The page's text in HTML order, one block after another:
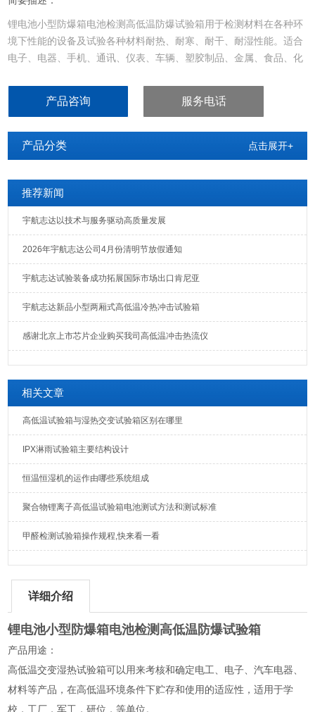
锂电池小型防爆箱电池检测高低温防爆试验箱用于检测材料在各种环
境下性能的设备及试验各种材料耐热、耐寒、耐干、耐湿性能。适合
电子、电器、手机、通讯、仪表、车辆、塑胶制品、金属、食品、化
产品咨询 服务电话
产品分类 点击展开+
推荐新闻
宇航志达以技术与服务驱动高质量发展
2026年宇航志达公司4月份清明节放假通知
宇航志达试验装备成功拓展国际市场出口肯尼亚
宇航志达新品小型两厢式高低温冷热冲击试验箱
感谢北京上市芯片企业购买我司高低温冲击热流仪
相关文章
高低温试验箱与湿热交变试验箱区别在哪里
IPX淋雨试验箱主要结构设计
恒温恒湿机的运作由哪些系统组成
聚合物锂离子高低温试验箱电池测试方法和测试标准
甲醛检测试验箱操作规程,快来看一看
详细介绍
锂电池小型防爆箱电池检测高低温防爆试验箱
产品用途：
高低温交变湿热试验箱可以用来考核和确定电工、电子、汽车电器、
材料等产品，在高低温环境条件下贮存和使用的适应性，适用于学
校，工厂，军工，研位，等单位。